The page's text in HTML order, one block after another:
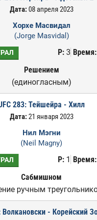
Дата:08 апреля 2023
Хорхе Масвидал
(Jorge Masvidal)
Р:3 Время:
Решением
(единогласным)
283: Тейшейра - Хилл
Дата:21 января 2023
Нил Мэгни
(Neil Magny)
Р:1 Время:
Сабмишном
ручным
Волкановски - Корейский